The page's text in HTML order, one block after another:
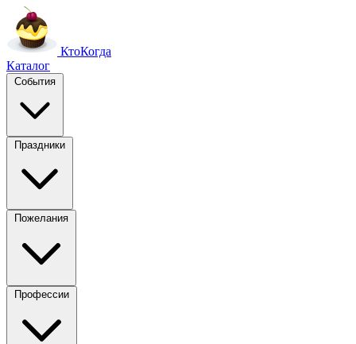
КтоКогда
Каталог
События
Праздники
Пожелания
Профессии